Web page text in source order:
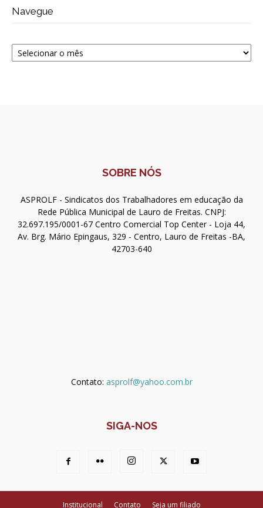
Navegue
Navegue
SOBRE NÓS
ASPROLF - Sindicatos dos Trabalhadores em educação da
Rede Pública Municipal de Lauro de Freitas. CNPJ:
32.697.195/0001-67 Centro Comercial Top Center - Loja 44,
Av. Brg. Mário Epingaus, 329 - Centro, Lauro de Freitas -BA,
42703-640
Contato: asprolf@yahoo.com.br
SIGA-NOS
Institucional Contato Seja um filiado